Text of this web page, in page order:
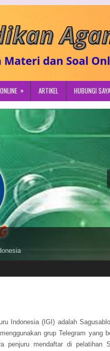
» ARTIKEL HUBUNGI SAYA
Indonesia (IGI) adalah
grup Telegram yang
penjuru mendaftar di pelatihan